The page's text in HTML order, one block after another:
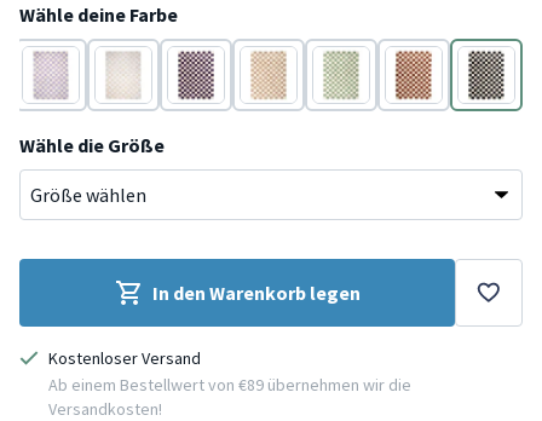
Wähle deine Farbe
Lila Creme Weiß Beige Weiß Braun
Schwarz
Wähle die Größe
In den Warenkorb legen
Kostenloser Versand
Ab einem Bestellwert von €89 übernehmen wir die
Versandkosten!